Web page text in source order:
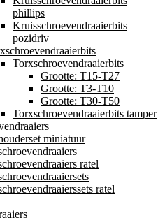
phillips
Kruisschroevendraaierbits
pozidriv
Torxschroevendraaierbits
Grootte: T15-T27
Grootte: T3-T10
Grootte: T30-T50
Torxschroevendraaierbits tamper
miniatuur
ratel
ratel